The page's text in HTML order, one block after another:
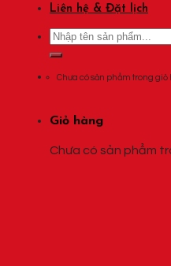
Liên hệ & Đặt lịch
Tìm
kiếm:
Chưa có sản phẩm trong giỏ
Giỏ hàng
Chưa có sản phẩm